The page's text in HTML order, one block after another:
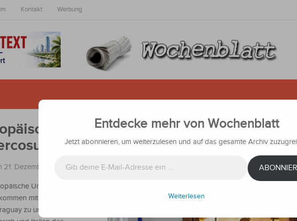
Kontakt Werbung
Union will Freihandelsabkommen
am 12. Januar in Paraguay
21. Dezember 2025 inNachrichten
Union beabsichtigt,
mit dem Mercosur am
zu unterzeichnen,
Entdecke mehr von Wochenblatt
Jetzt abonnieren, um weiterzulesen und auf das gesamte Archiv
Weiterlesen